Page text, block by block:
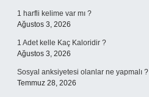
1 harfli kelime var mı ?
Ağustos 3, 2026
1 Adet kelle Kaç Kaloridir ?
Ağustos 3, 2026
Sosyal anksiyetesi olanlar ne yapmalı ?
Temmuz 28, 2026